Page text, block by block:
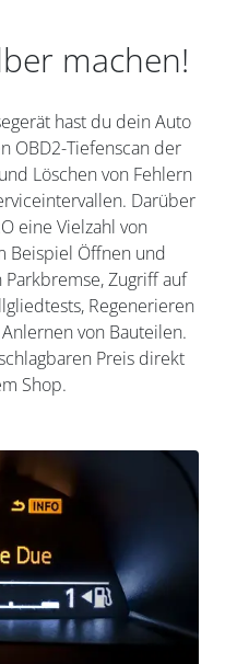
machen!
hast du dein Auto
OBD2-Tiefenscan der
Löschen von Fehlern
Darüber
eine Vielzahl von
Beispiel Öffnen und
Zugriff auf
Regenerieren
von Bauteilen.
Preis direkt
Shop.